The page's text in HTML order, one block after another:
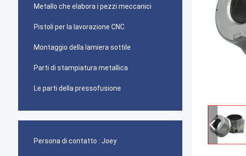
Metallo che elabora i pezzi meccanici
Pistoli per la lavorazione CNC
Montaggio della lamiera sottile
Parti di stampiatura metallica
Le parti della pressofusione
Persona di contatto : Joey